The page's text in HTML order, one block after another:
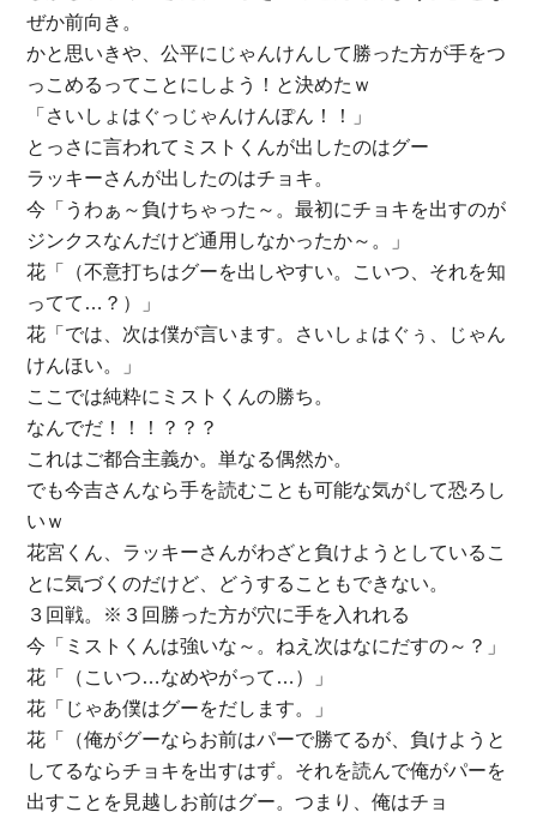
ぜか前向き。
かと思いきや、公平にじゃんけんして勝った方が手をつ
っこめるってことにしよう！と決めたｗ
「さいしょはぐっじゃんけんぽん！！」
とっさに言われてミストくんが出したのはグー
ラッキーさんが出したのはチョキ。
今「うわぁ～負けちゃった～。最初にチョキを出すのが
ジンクスなんだけど通用しなかったか～。」
花「（不意打ちはグーを出しやすい。こいつ、それを知
ってて…？）」
花「では、次は僕が言います。さいしょはぐぅ、じゃん
けんほい。」
ここでは純粋にミストくんの勝ち。
なんでだ！！！？？？
これはご都合主義か。単なる偶然か。
でも今吉さんなら手を読むことも可能な気がして恐ろし
いｗ
花宮くん、ラッキーさんがわざと負けようとしているこ
とに気づくのだけど、どうすることもできない。
３回戦。※３回勝った方が穴に手を入れれる
今「ミストくんは強いな～。ねえ次はなにだすの～？」
花「（こいつ…なめやがって…）」
花「じゃあ僕はグーをだします。」
花「（俺がグーならお前はパーで勝てるが、負けようと
してるならチョキを出すはず。それを読んで俺がパーを
出すことを見越しお前はグー。つまり、俺はチョ